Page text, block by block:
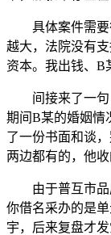
具体案件需要
越大，法院没有
资本。我出钱、B
间接来了一句
期间B某的婚姻情
了一份书面和谈
两边都有的，他收
由于普互市品
你借名采办的是
宇，后来复盘才